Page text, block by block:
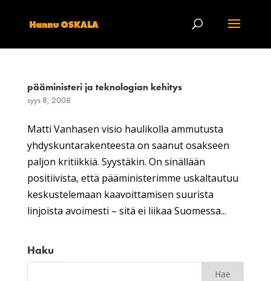
pääministeri ja teknologian kehitys
syys 8, 2008
Matti Vanhasen visio haulikolla ammutusta
yhdyskuntarakenteesta on saanut osakseen
paljon kritiikkiä. Syystäkin. On sinällään
positiivista, että pääministerimme uskaltautuu
keskustelemaan kaavoittamisen suurista
linjoista avoimesti – sitä ei liikaa Suomessa...
Haku